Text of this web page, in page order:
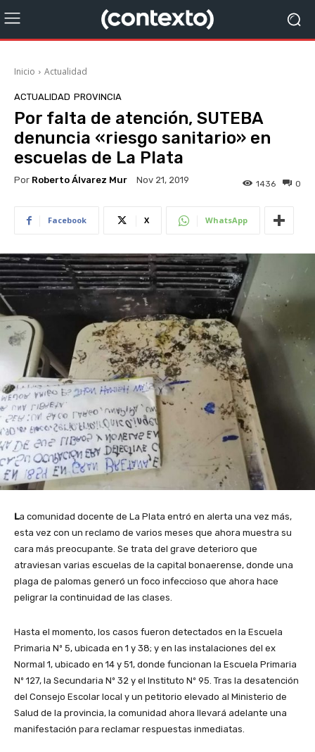
Inicio Actualidad
ACTUALIDAD PROVINCIA
Por falta de atención, SUTEBA
denuncia «riesgo sanitario» en
escuelas de La Plata
Por Roberto Álvarez Mur Nov 21, 2019 0
1436
Facebook X WhatsApp
La comunidad docente de La Plata entró en alerta una vez más,
esta vez con un reclamo de varios meses que ahora muestra su
cara más preocupante. Se trata del grave deterioro que
atraviesan varias escuelas de la capital bonaerense, donde una
plaga de palomas generó un foco infeccioso que ahora hace
peligrar la continuidad de las clases.
Hasta el momento, los casos fueron detectados en la Escuela
Primaria Nº 5, ubicada en 1 y 38; y en las instalaciones del ex
Normal 1, ubicado en 14 y 51, donde funcionan la Escuela Primaria
Nº 127, la Secundaria Nº 32 y el Instituto Nº 95. Tras la desatención
del Consejo Escolar local y un petitorio elevado al Ministerio de
Salud de la provincia, la comunidad ahora llevará adelante una
manifestación para reclamar respuestas inmediatas.